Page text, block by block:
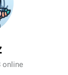
online